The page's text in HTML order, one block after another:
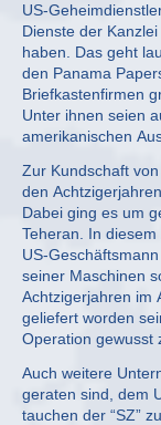
US-
Dienste der
haben. Das geht
den Panama
Briefkastenfirmen
Unter ihnen seien
amerikanischen
Zur Kundschaft
den
Dabei ging es um
Teheran. In
US-
seiner Maschinen
Achtzigerjahren im
geliefert worden
Operation gewusst
Auch weitere
geraten sind, dem
tauchen der “SZ”